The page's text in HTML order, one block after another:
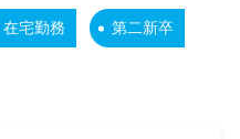
宅勤務 第二新卒